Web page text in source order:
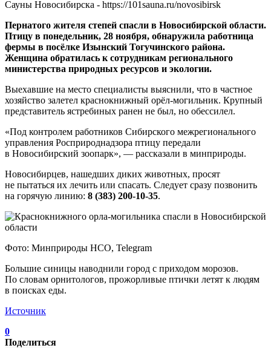
Сауны Новосибирска - https://101sauna.ru/novosibirsk
Пернатого жителя степей спасли в Новосибирской области.
Птицу в понедельник, 28 ноября, обнаружила работница
фермы в посёлке Изынский Тогучинского района.
Женщина обратилась к сотрудникам регионального
министерства природных ресурсов и экологии.
Выехавшие на место специалисты выяснили, что в частное
хозяйство залетел краснокнижный орёл-могильник. Крупный
представитель ястребиных ранен не был, но обессилел.
«Под контролем работников Сибирского межрегионального
управления Росприроднадзора птицу передали
в Новосибирский зоопарк», — рассказали в минприроды.
Новосибирцев, нашедших диких животных, просят
не пытаться их лечить или спасать. Следует сразу позвонить
на горячую линию: 8 (383) 200-10-35.
Фото: Минприроды НСО, Telegram
Большие синицы наводнили город с приходом морозов.
По словам орнитологов, прожорливые птички летят к людям
в поисках еды.
Источник
0
Поделиться